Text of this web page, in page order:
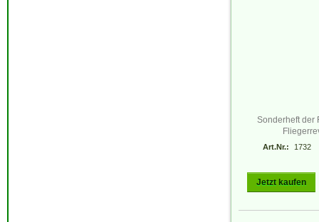
Sonderheft der
Art.Nr.: 1732
Jetzt kaufen